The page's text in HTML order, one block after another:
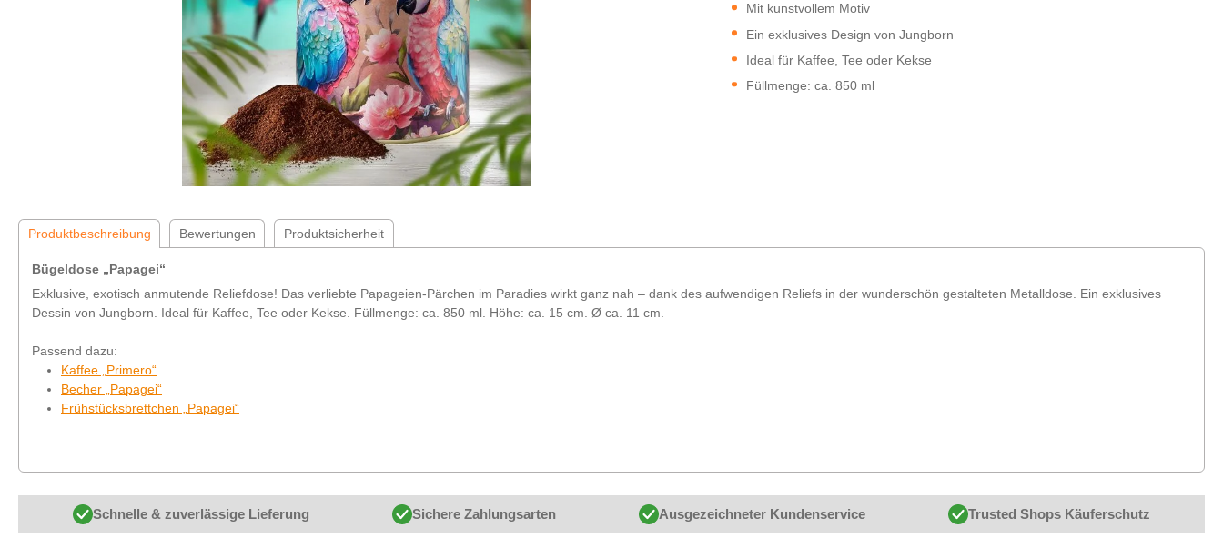
Mit kunstvollem Motiv
Ein exklusives Design von Jungborn
Ideal für Kaffee, Tee oder Kekse
Füllmenge: ca. 850 ml
Produktbeschreibung Bewertungen Produktsicherheit
Bügeldose „Papagei“
Exklusive, exotisch anmutende Reliefdose! Das verliebte Papageien-Pärchen im Paradies wirkt ganz nah – dank des aufwendigen Reliefs in der wunderschön gestalteten Metalldose. Ein exklusives
Dessin von Jungborn. Ideal für Kaffee, Tee oder Kekse. Füllmenge: ca. 850 ml. Höhe: ca. 15 cm. Ø ca. 11 cm.
Passend dazu:
Kaffee „Primero“
Becher „Papagei“
Frühstücksbrettchen „Papagei“
Schnelle & zuverlässige Lieferung Sichere Zahlungsarten Ausgezeichneter Kundenservice Trusted Shops Käuferschutz